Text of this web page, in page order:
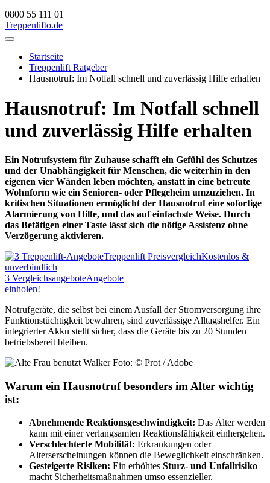
0800 55 111 01
Treppenlifto.de
Startseite
Treppenlift Ratgeber
Hausnotruf: Im Notfall schnell und zuverlässig Hilfe erhalten
Hausnotruf: Im Notfall schnell
und zuverlässig Hilfe erhalten
Ein Notrufsystem für Zuhause schafft ein Gefühl des Schutzes
und der Unabhängigkeit für Menschen, die weiterhin in den
eigenen vier Wänden leben möchten, anstatt in eine betreute
Wohnform wie ein Senioren- oder Pflegeheim umzuziehen. In
kritischen Situationen ermöglicht der Hausnotruf eine sofortige
Alarmierung von Hilfe, und das auf einfachste Weise. Durch
das Betätigen einer Taste lässt sich die nötige Assistenz ohne
Verzögerung aktivieren.
Treppenlift PreisvergleichKostenlos &
unverbindlich
3 VergleichsangeboteAngebote
einholen!
Notrufgeräte, die selbst bei einem Ausfall der Stromversorgung ihre
Funktionstüchtigkeit bewahren, sind zuverlässige Alltagshelfer. Ein
integrierter Akku stellt sicher, dass die Geräte bis zu 20 Stunden
betriebsbereit bleiben.
Foto: © Prot / Adobe
Warum ein Hausnotruf besonders im Alter wichtig
ist:
Abnehmende Reaktionsgeschwindigkeit: Das Älter werden
kann mit einer verlangsamten Reaktionsfähigkeit einhergehen.
Verschlechterte Mobilität: Erkrankungen oder
Alterserscheinungen können die Beweglichkeit einschränken.
Gesteigerte Risiken: Ein erhöhtes Sturz- und Unfallrisiko
macht Sicherheitsmaßnahmen umso essenzieller.